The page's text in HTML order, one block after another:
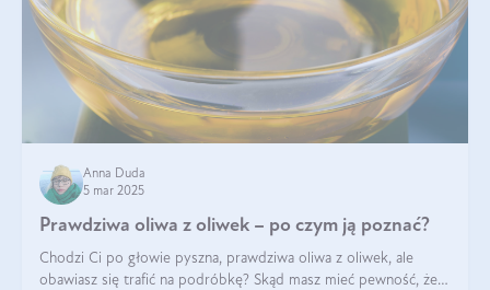
Anna Duda
5 mar 2025
Prawdziwa oliwa z oliwek – po czym ją poznać?
Chodzi Ci po głowie pyszna, prawdziwa oliwa z oliwek, ale
obawiasz się trafić na podróbkę? Skąd masz mieć pewność, że